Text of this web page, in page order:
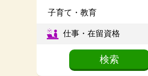
子育て・教育
仕事・在留資格